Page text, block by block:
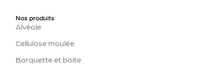
Nos produits
Alvéole
Cellulose moulée
Barquette et boite